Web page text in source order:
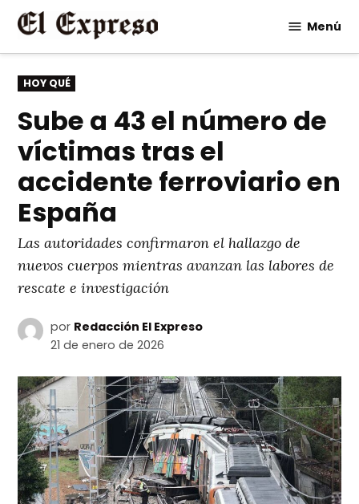
Saltar
contenido
Menú
PUBLICADO
EN
HOY QUÉ
Sube a 43 el número de
víctimas tras el
accidente ferroviario en
España
Las autoridades confirmaron el hallazgo de
nuevos cuerpos mientras avanzan las labores de
rescate e investigación
por Redacción El Expreso
21 de enero de 2026